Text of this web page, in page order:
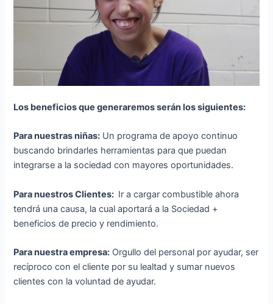
Los beneficios que generaremos serán los siguientes:
Para nuestras niñas: Un programa de apoyo continuo
buscando brindarles herramientas para que puedan
integrarse a la sociedad con mayores oportunidades.
Para nuestros Clientes: Ir a cargar combustible ahora
tendrá una causa, la cual aportará a la Sociedad +
beneficios de precio y rendimiento.
Para nuestra empresa: Orgullo del personal por ayudar, ser
recíproco con el cliente por su lealtad y sumar nuevos
clientes con la voluntad de ayudar.